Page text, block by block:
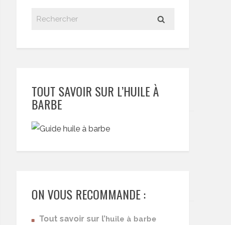
TOUT SAVOIR SUR L’HUILE À
BARBE
ON VOUS RECOMMANDE :
Tout savoir sur l’huile à barbe